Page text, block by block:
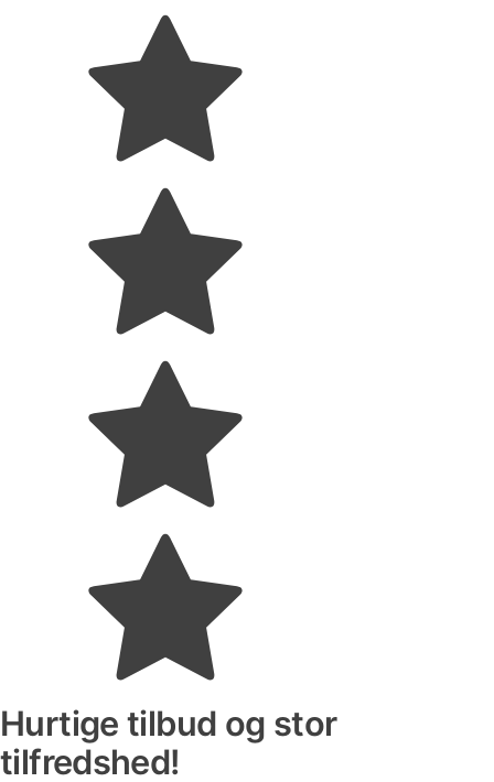
Hurtige tilbud og stor
tilfredshed!